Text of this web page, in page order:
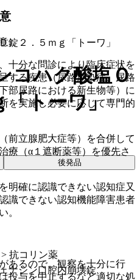
）
十分な問診により臨床症状を
する疾患（尿路感染症、尿路
部尿路における新生物等）に
を実施し必要に応じて専門的
立腺肥大症等）を合併して
療（α１遮断薬等）を優先さ
確に認識できない認知症又
識できない認知機能障害患者
。
あるので、観察を十分に行
投与を中止するなど適切な処
錠２．５ｍｇ「トーワ」
コハク酸塩Ｏ
「トーワ」
後発品
抗コリン薬
ナシン口腔内崩壊錠